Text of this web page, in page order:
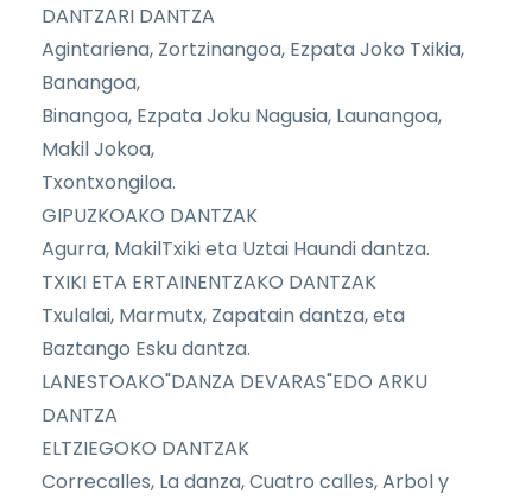
DANTZARI DANTZA
Agintariena, Zortzinangoa, Ezpata Joko Txikia,
Banangoa,
Binangoa, Ezpata Joku Nagusia, Launangoa,
Makil Jokoa,
Txontxongiloa.
GIPUZKOAKO DANTZAK
Agurra, MakilTxiki eta Uztai Haundi dantza.
TXIKI ETA ERTAINENTZAKO DANTZAK
Txulalai, Marmutx, Zapatain dantza, eta
Baztango Esku dantza.
LANESTOAKO"DANZA DEVARAS"EDO ARKU
DANTZA
ELTZIEGOKO DANTZAK
Correcalles, La danza, Cuatro calles, Arbol y